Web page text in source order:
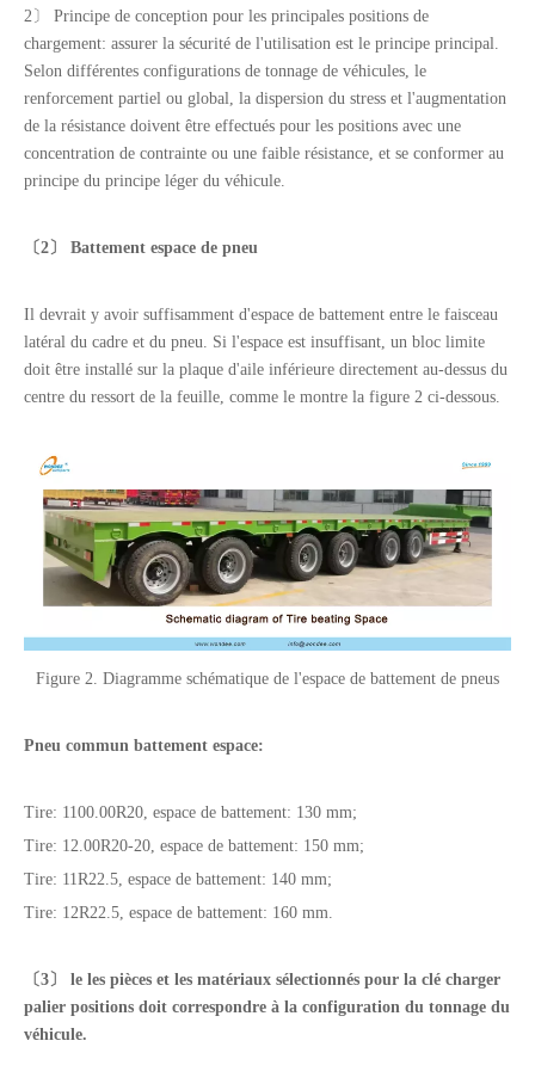
2〕 Principe de conception pour les principales positions de
chargement: assurer la sécurité de l'utilisation est le principe principal.
Selon différentes configurations de tonnage de véhicules, le
renforcement partiel ou global, la dispersion du stress et l'augmentation
de la résistance doivent être effectués pour les positions avec une
concentration de contrainte ou une faible résistance, et se conformer au
principe du principe léger du véhicule.
〔2〕 Battement espace de pneu
Il devrait y avoir suffisamment d'espace de battement entre le faisceau
latéral du cadre et du pneu. Si l'espace est insuffisant, un bloc limite
doit être installé sur la plaque d'aile inférieure directement au-dessus du
centre du ressort de la feuille, comme le montre la figure 2 ci-dessous.
Figure 2. Diagramme schématique de l'espace de battement de pneus
Pneu commun battement espace:
Tire: 1100.00R20, espace de battement: 130 mm;
Tire: 12.00R20-20, espace de battement: 150 mm;
Tire: 11R22.5, espace de battement: 140 mm;
Tire: 12R22.5, espace de battement: 160 mm.
〔3〕 le les pièces et les matériaux sélectionnés pour la clé charger
palier positions doit correspondre à la configuration du tonnage du
véhicule.